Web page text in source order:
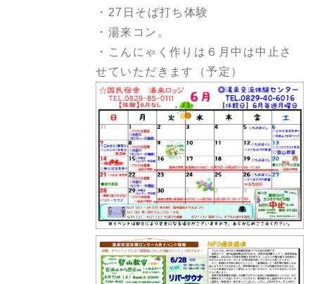
・27日そば打ち体験
・湯来コン。
・こんにゃく作りは６月中は中止さ
せていただきます（予定）